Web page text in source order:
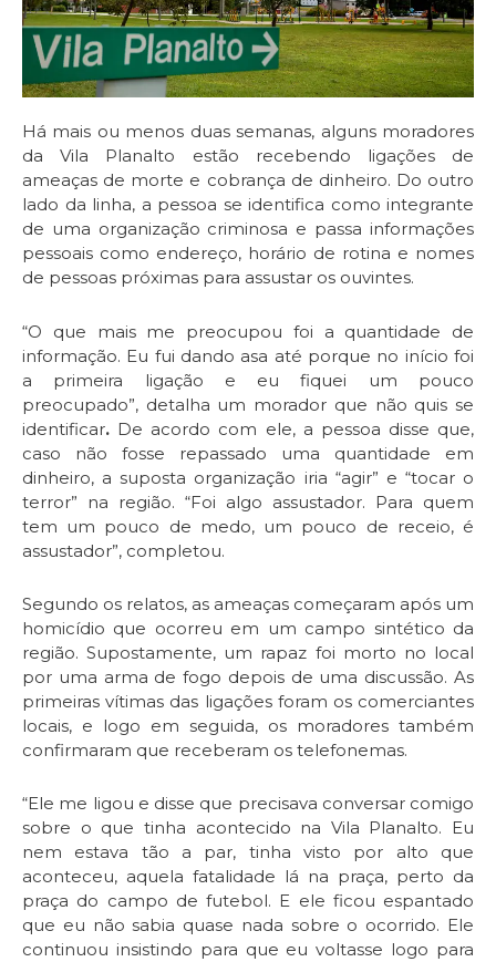
Há mais ou menos duas semanas, alguns moradores
da Vila Planalto estão recebendo ligações de
ameaças de morte e cobrança de dinheiro. Do outro
lado da linha, a pessoa se identifica como integrante
de uma organização criminosa e passa informações
pessoais como endereço, horário de rotina e nomes
de pessoas próximas para assustar os ouvintes.
“O que mais me preocupou foi a quantidade de
informação. Eu fui dando asa até porque no início foi
a primeira ligação e eu fiquei um pouco
preocupado”, detalha um morador que não quis se
identificar. De acordo com ele, a pessoa disse que,
caso não fosse repassado uma quantidade em
dinheiro, a suposta organização iria “agir” e “tocar o
terror” na região. “Foi algo assustador. Para quem
tem um pouco de medo, um pouco de receio, é
assustador”, completou.
Segundo os relatos, as ameaças começaram após um
homicídio que ocorreu em um campo sintético da
região. Supostamente, um rapaz foi morto no local
por uma arma de fogo depois de uma discussão. As
primeiras vítimas das ligações foram os comerciantes
locais, e logo em seguida, os moradores também
confirmaram que receberam os telefonemas.
“Ele me ligou e disse que precisava conversar comigo
sobre o que tinha acontecido na Vila Planalto. Eu
nem estava tão a par, tinha visto por alto que
aconteceu, aquela fatalidade lá na praça, perto da
praça do campo de futebol. E ele ficou espantado
que eu não sabia quase nada sobre o ocorrido. Ele
continuou insistindo para que eu voltasse logo para